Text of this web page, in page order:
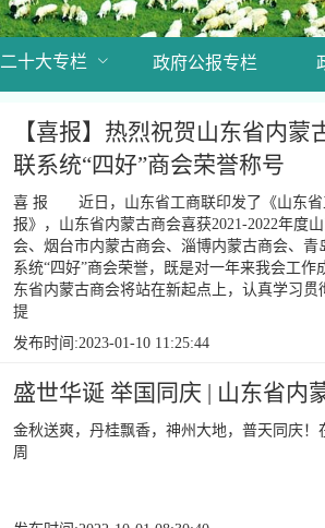
二十大专栏 政府公报专栏
【喜报】热烈祝贺山东省内
联系统“四好”商会荣誉称号
喜 报 近日，山东省工商联印发了《山东省
报》，山东省内蒙古商会喜获2021-2022年度
会、烟台市内蒙古商会、淄博内蒙古商会、
系统“四好”商会荣誉，既是对一年来我会工
东省内蒙古商会将站在新起点上，认真学习
提
发布时间:2023-01-10 11:25:44
盛世华诞 举国同庆 | 山东省内
金秋送爽，丹桂飘香，神州大地，普天同庆
周